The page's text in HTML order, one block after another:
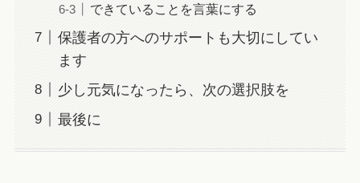
できていることを言葉にする
保護者の方へのサポートも大切にしてい
ます
少し元気になったら、次の選択肢を
最後に